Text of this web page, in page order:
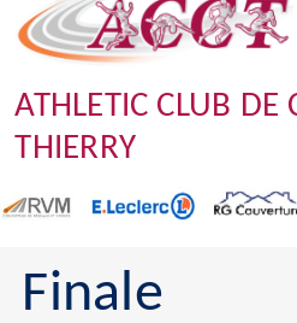
ATHLETIC CLUB DE
THIERRY
Finale